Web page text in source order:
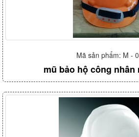
Mã sản phẩm: M -
mũ bảo hộ công nhân